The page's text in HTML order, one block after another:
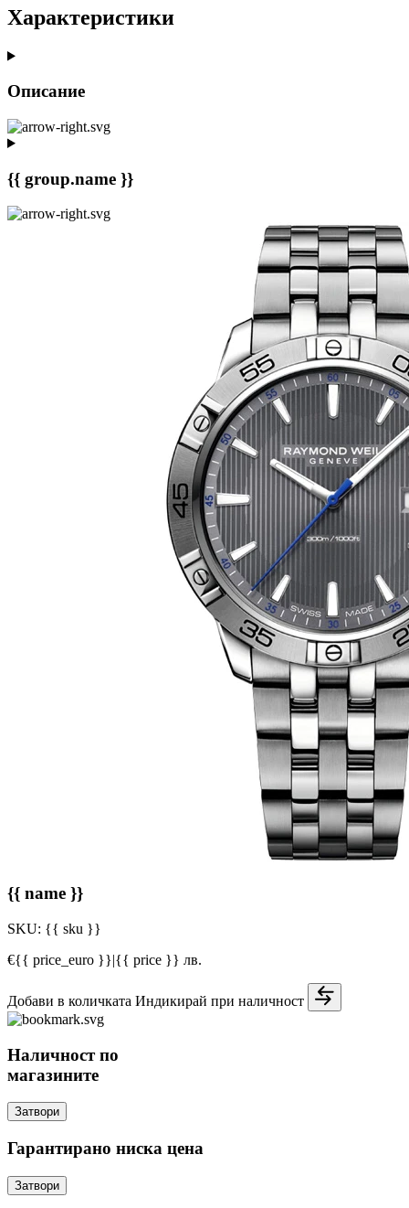
Характеристики
Описание
{{ group.name }}
{{ name }}
SKU: {{ sku }}
€{{ price_euro }}|{{ price }} лв.
Добави в количката Индикирай при наличност
Наличност по
магазините
Затвори
Гарантирано ниска цена
Затвори